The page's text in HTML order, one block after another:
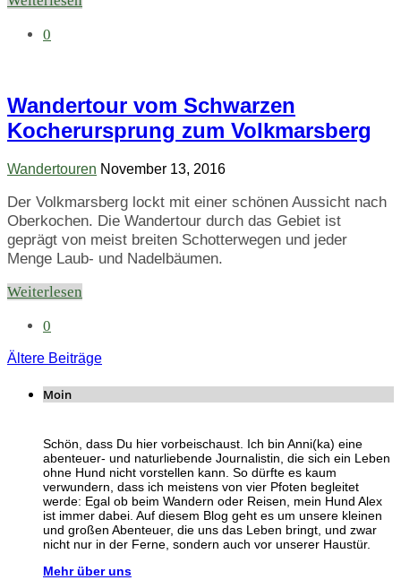
0
Wandertour vom Schwarzen
Kocherursprung zum Volkmarsberg
Wandertouren November 13, 2016
Der Volkmarsberg lockt mit einer schönen Aussicht nach
Oberkochen. Die Wandertour durch das Gebiet ist
geprägt von meist breiten Schotterwegen und jeder
Menge Laub- und Nadelbäumen.
Weiterlesen
0
Ältere Beiträge
Moin
Schön, dass Du hier vorbeischaust. Ich bin Anni(ka) eine
abenteuer- und naturliebende Journalistin, die sich ein Leben
ohne Hund nicht vorstellen kann. So dürfte es kaum
verwundern, dass ich meistens von vier Pfoten begleitet
werde: Egal ob beim Wandern oder Reisen, mein Hund Alex
ist immer dabei. Auf diesem Blog geht es um unsere kleinen
und großen Abenteuer, die uns das Leben bringt, und zwar
nicht nur in der Ferne, sondern auch vor unserer Haustür.
Mehr über uns